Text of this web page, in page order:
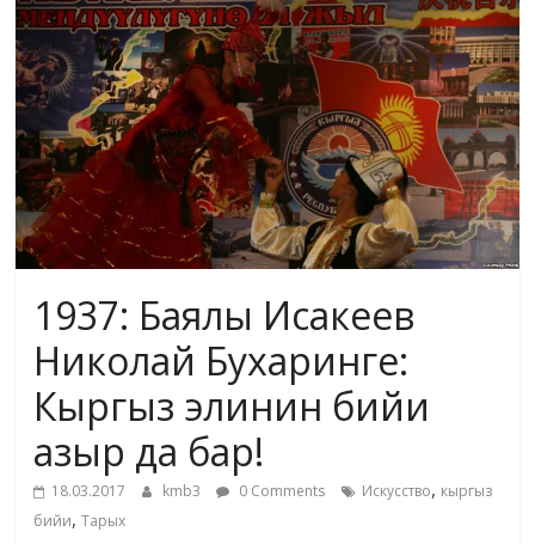
жана
адабияты
1937: Баялы Исакеев
Николай Бухаринге:
Кыргыз элинин бийи
азыр да бар!
18.03.2017 kmb3 0 Comments Искусство, кыргыз
бийи,Тарых